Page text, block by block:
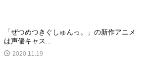
「ぜつめつきぐしゅんっ。」の新作アニメ
は声優キャス...
2020.11.19